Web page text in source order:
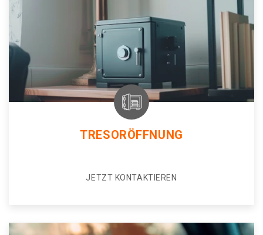
TRESORÖFFNUNG
JETZT KONTAKTIEREN